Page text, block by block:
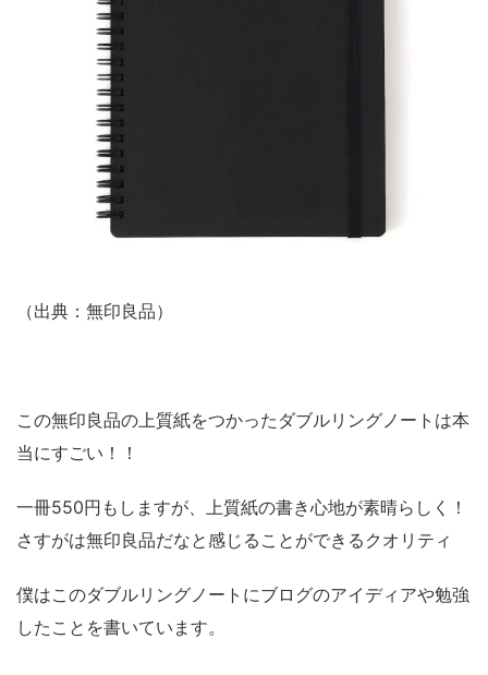
（出典：無印良品）
この無印良品の上質紙をつかったダブルリングノートは本
当にすごい！！
一冊550円もしますが、上質紙の書き心地が素晴らしく！
さすがは無印良品だなと感じることができるクオリティ
僕はこのダブルリングノートにブログのアイディアや勉強
したことを書いています。